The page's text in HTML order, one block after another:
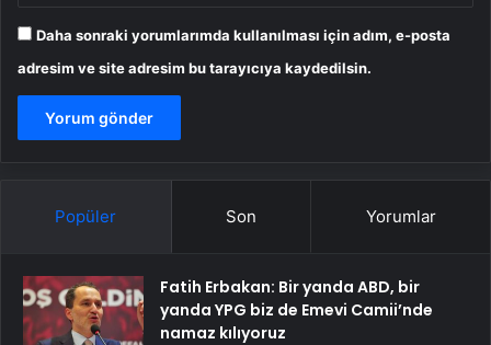
Daha sonraki yorumlarımda kullanılması için adım, e-posta
adresim ve site adresim bu tarayıcıya kaydedilsin.
Popüler Son Yorumlar
Fatih Erbakan: Bir yanda ABD, bir
yanda YPG biz de Emevi Camii’nde
namaz kılıyoruz